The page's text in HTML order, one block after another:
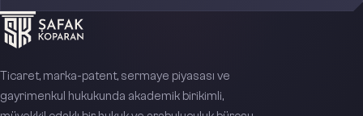
Ticaret, marka-patent, sermaye piyasası ve
gayrimenkul hukukunda akademik birikimli,